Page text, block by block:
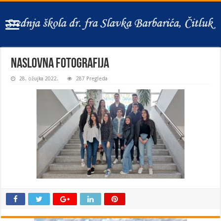
naslovna fotografija
28. ožujka 2022. 287 Pregleda